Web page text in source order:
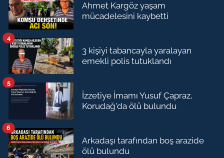
Ahmet Kargöz yaşam
mücadelesini kaybetti
3 kişiyi tabancayla yaralayan
emekli polis tutuklandı
4
İzzetiye İmamı Yusuf Çapraz,
Korudağ'da ölü bulundu
5
Arkadaşı tarafından boş arazide
ölü bulundu
6